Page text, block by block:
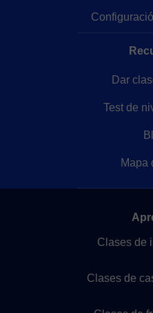
Dar
Test de
Mapa
Clases de
Clases de